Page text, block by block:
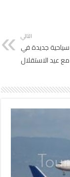
التالي
سياحية جديدة في
مع عيد الاستقلال